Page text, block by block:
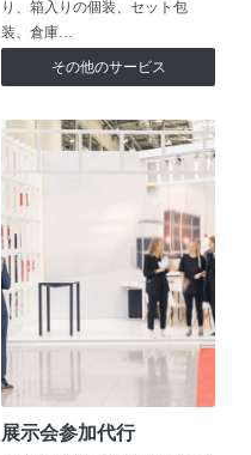
り、箱入りの個装、セット包
装、倉庫…
その他のサービス
展示会参加代行